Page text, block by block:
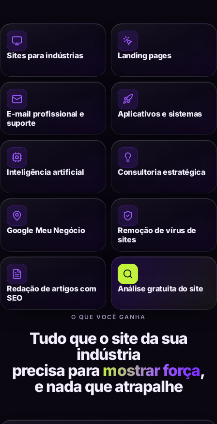
Sites para indústrias Landing pages
E-mail profissional e
suporte
Aplicativos e sistemas
Inteligência artificial Consultoria estratégica
Google Meu Negócio
Remoção de vírus de
sites
Redação de artigos com
SEO
Análise gratuita do site
O QUE VOCÊ GANHA
Tudo que o site da sua
indústria
precisa para mostrar força,
e nada que atrapalhe